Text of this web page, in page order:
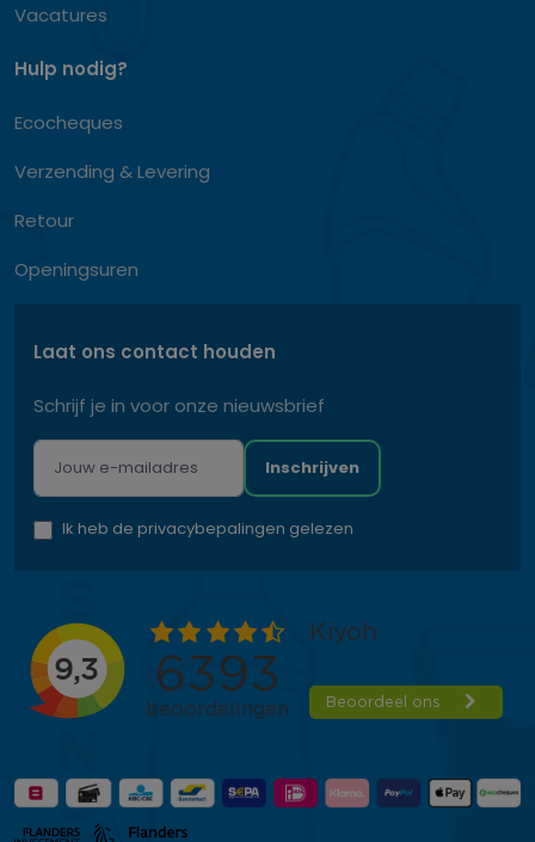
Vacatures
Hulp nodig?
Ecocheques
Verzending & Levering
Retour
Openingsuren
Laat ons contact houden
Schrijf je in voor onze nieuwsbrief
Inschrijven
Ik heb de privacybepalingen gelezen